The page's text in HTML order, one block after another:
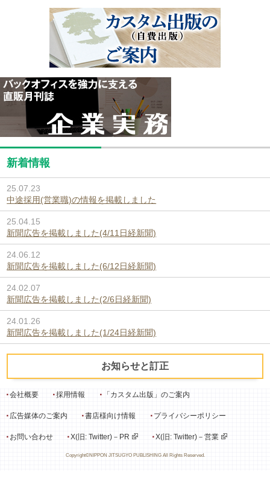
新着情報
25.07.23
中途採用(営業職)の情報を掲載しました
25.04.15
新聞広告を掲載しました(4/11日経新聞)
24.06.12
新聞広告を掲載しました(6/12日経新聞)
24.02.07
新聞広告を掲載しました(2/6日経新聞)
24.01.26
新聞広告を掲載しました(1/24日経新聞)
お知らせと訂正
会社概要 採用情報 「カスタム出版」のご案内
広告媒体のご案内 書店様向け情報 プライバシーポリシー
お問い合わせ X(旧: Twitter)－PR X(旧: Twitter)－営業
Copyright©NIPPON JITSUGYO PUBLISHING All Rights Reserved.